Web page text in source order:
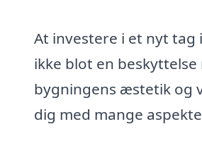
At investere i et nyt tag
ikke blot en
bygningens æstetik og
dig med mange